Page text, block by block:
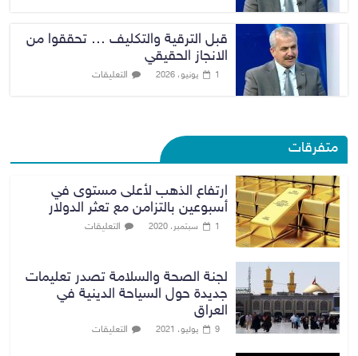
قبل الترقية والتكليف … تحققوا من
الانجاز الحقيقي
1 يونيو، 2026 التعليقات
متفرقات
ارتفاع الذهب لأعلى مستوى في
أسبوعين بالتزامن مع تعثر الدولار
1 سبتمبر، 2020 التعليقات
لجنة الصحة والسلامة تصدر تعليمات
جديدة حول السياحة الدينية في
العراق
9 يوليو، 2021 التعليقات